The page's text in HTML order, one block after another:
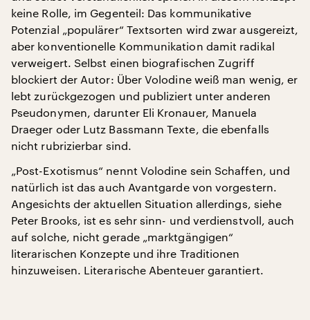
keine Rolle, im Gegenteil: Das kommunikative
Potenzial „populärer“ Textsorten wird zwar ausgereizt,
aber konventionelle Kommunikation damit radikal
verweigert. Selbst einen biografischen Zugriff
blockiert der Autor: Über Volodine weiß man wenig, er
lebt zurückgezogen und publiziert unter anderen
Pseudonymen, darunter Eli Kronauer, Manuela
Draeger oder Lutz Bassmann Texte, die ebenfalls
nicht rubrizierbar sind.
„Post-Exotismus“ nennt Volodine sein Schaffen, und
natürlich ist das auch Avantgarde von vorgestern.
Angesichts der aktuellen Situation allerdings, siehe
Peter Brooks, ist es sehr sinn- und verdienstvoll, auch
auf solche, nicht gerade „marktgängigen“
literarischen Konzepte und ihre Traditionen
hinzuweisen. Literarische Abenteuer garantiert.